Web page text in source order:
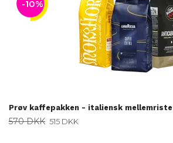
-10%
Prøv kaffepakken - italiensk
570 DKK 515 DKK